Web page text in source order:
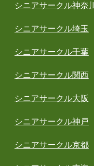
シニアサークル神奈川
シニアサークル埼玉
シニアサークル千葉
シニアサークル関西
シニアサークル大阪
シニアサークル神戸
シニアサークル京都